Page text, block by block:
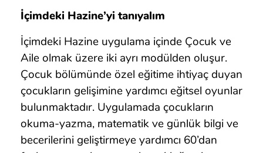
İçimdeki Hazine’yi tanıyalım
İçimdeki Hazine uygulama içinde Çocuk ve
Aile olmak üzere iki ayrı modülden oluşur.
Çocuk bölümünde özel eğitime ihtiyaç duyan
çocukların gelişimine yardımcı eğitsel oyunlar
bulunmaktadır. Uygulamada çocukların
okuma-yazma, matematik ve günlük bilgi ve
becerilerini geliştirmeye yardımcı 60’dan